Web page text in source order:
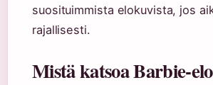
suosituimmista elokuvista, jos
rajallisesti.
Mistä katsoa Barbie-